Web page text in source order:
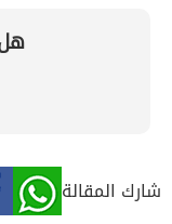
شارك المقالة